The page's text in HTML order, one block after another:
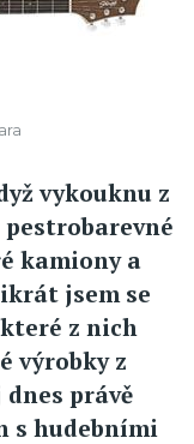
vykouknu z
kamiony a
jsem se
z nich
výrobky z
právě
s hudebními